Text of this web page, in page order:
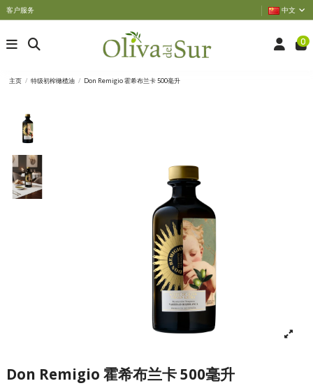
客户服务 中文
0
主页 特级初榨橄榄油 Don Remigio 霍希布兰卡 500毫升
Don Remigio 霍希布兰卡 500毫升